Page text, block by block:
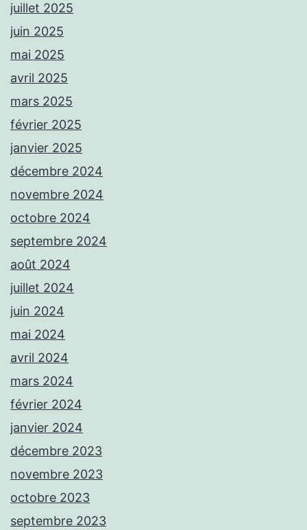
juillet 2025
juin 2025
mai 2025
avril 2025
mars 2025
février 2025
janvier 2025
décembre 2024
novembre 2024
octobre 2024
septembre 2024
août 2024
juillet 2024
juin 2024
mai 2024
avril 2024
mars 2024
février 2024
janvier 2024
décembre 2023
novembre 2023
octobre 2023
septembre 2023